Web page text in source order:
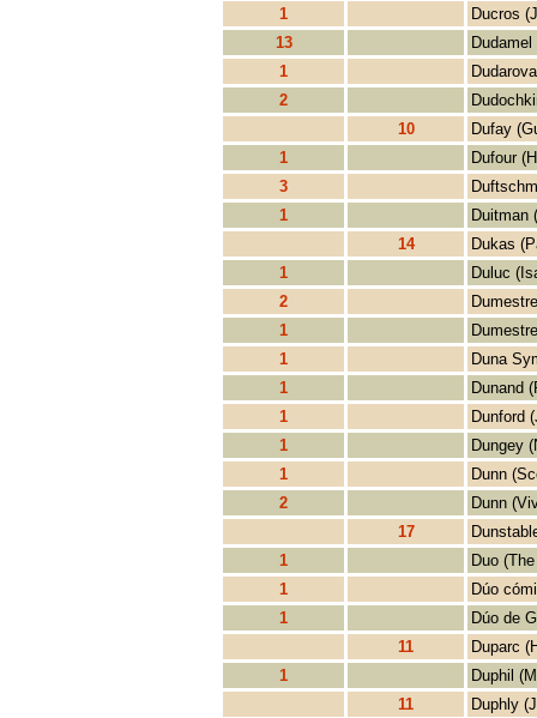
1
Ducros
13
1
2
10
Dufay
1
Dufour
3
1
Duitman
14
Dukas
1
Duluc
2
1
1
Duna
1
Dunand
1
Dunford
1
Dungey
1
Dunn
2
Dunn
17
1
Duo
1
Dúo
1
Dúo de
11
Duparc
1
Duphil
11
Duphly